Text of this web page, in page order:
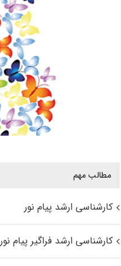
مطالب مهم
کارشناسی ارشد پیام نور
کارشناسی ارشد فراگیر پیام نور